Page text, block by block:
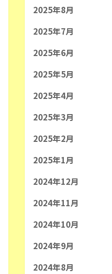
2025年8月
2025年7月
2025年6月
2025年5月
2025年4月
2025年3月
2025年2月
2025年1月
2024年12月
2024年11月
2024年10月
2024年9月
2024年8月